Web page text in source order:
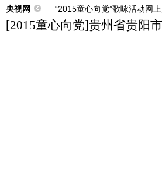
央视网 “2015童心向党”歌咏活动网
[2015童心向党]贵州省贵阳